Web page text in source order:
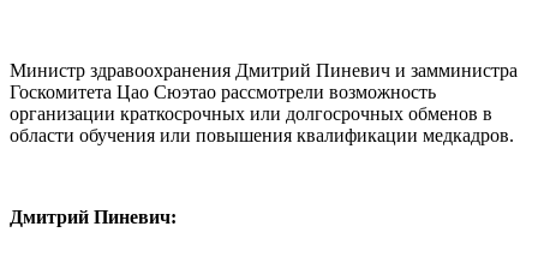
Министр здравоохранения Дмитрий Пиневич и замминистра
Госкомитета Цао Сюэтао рассмотрели возможность
организации краткосрочных или долгосрочных обменов в
области обучения или повышения квалификации медкадров.
Дмитрий Пиневич: